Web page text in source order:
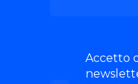
Accetto